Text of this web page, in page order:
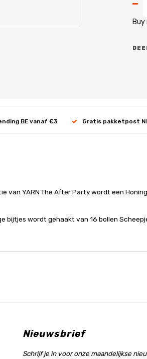
BE vanaf €3 Gratis pakketpost
van YARN The After Party wordt een
bijtjes wordt gehaakt van 16 bollen
Nieuwsbrief
Schrijf je in voor onze maandelijkse